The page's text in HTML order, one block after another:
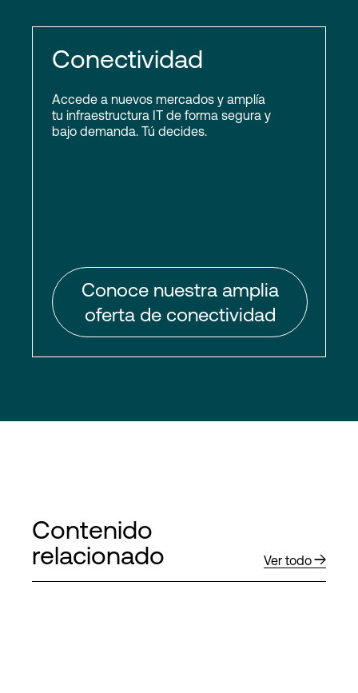
Conectividad
Accede a nuevos mercados y amplía
tu infraestructura IT de forma segura y
bajo demanda. Tú decides.
Conoce nuestra amplia
oferta de conectividad
Contenido
relacionado
Ver todo